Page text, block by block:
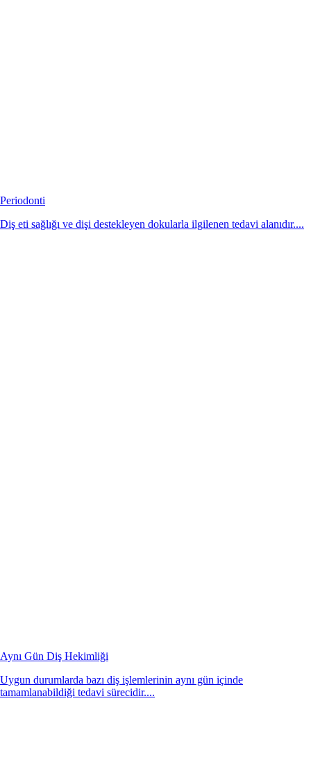
Periodonti
Diş eti sağlığı ve dişi destekleyen dokularla ilgilenen tedavi alanıdır....
Aynı Gün Diş Hekimliği
Uygun durumlarda bazı diş işlemlerinin aynı gün içinde
tamamlanabildiği tedavi sürecidir....